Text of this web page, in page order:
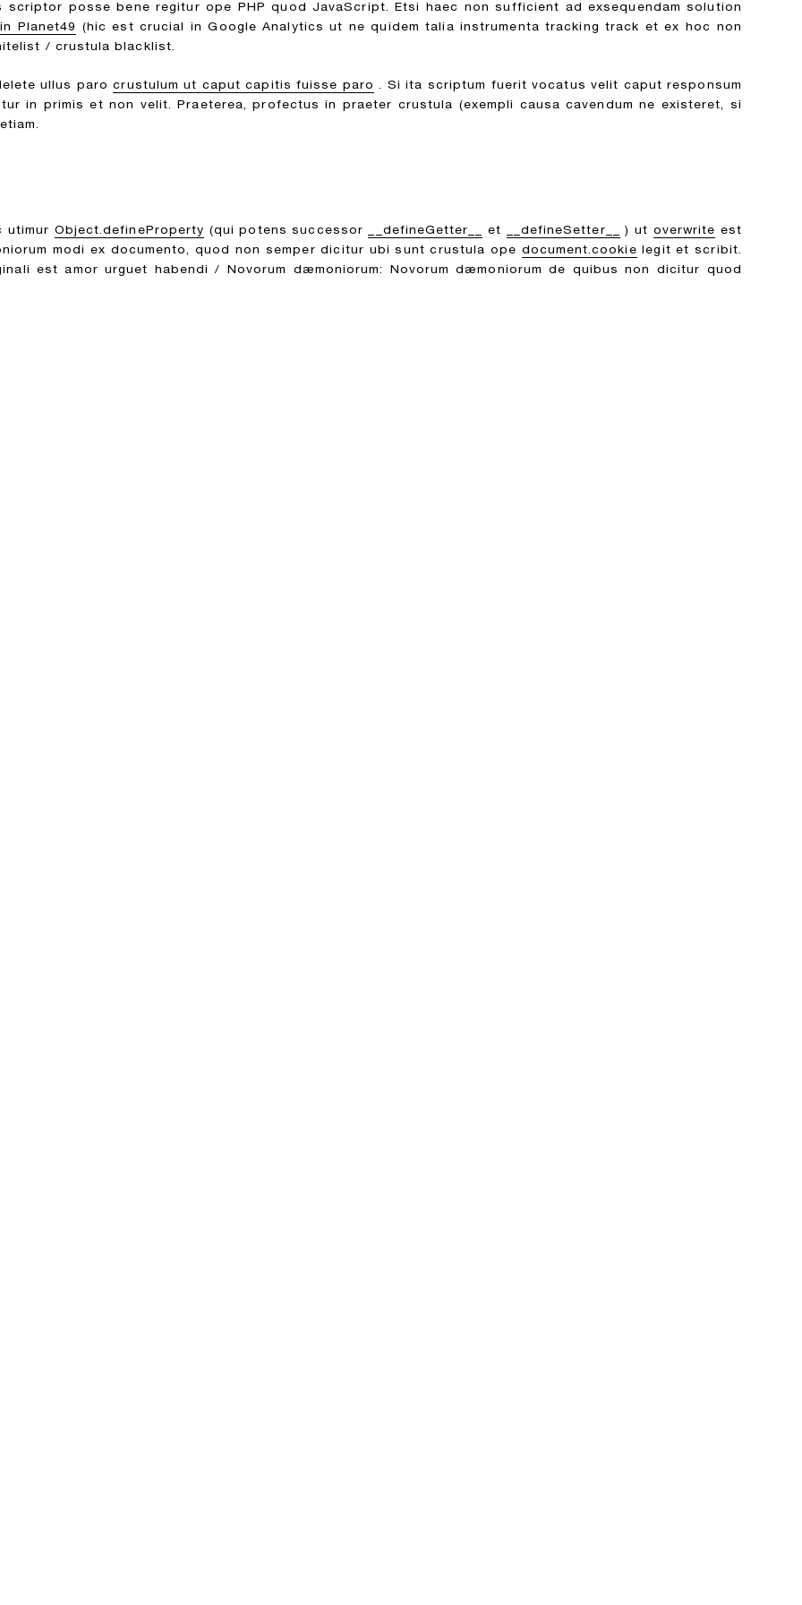
posse bene regitur ope PHP quod JavaScript. Etsi haec non sufficient ad exsequendam solution
Planet49
(hic est crucial in Google Analytics ut ne quidem talia instrumenta tracking track et ex hoc non
/ crustula blacklist.
ullus parocrustulum ut caput capitis fuisse paro . Si ita scriptum fuerit vocatus velit caput responsum
in primis et non velit. Praeterea, profectus in praeter crustula (exempli causa cavendum ne existeret, si
utimur Object.defineProperty (qui potens successor __defineGetter__ et __defineSetter__ ) ut overwrite est
modi ex documento, quod non semper dicitur ubi sunt crustula ope document.cookie legit et scribit.
est amor urguet habendi / Novorum dæmoniorum: Novorum dæmoniorum de quibus non dicitur quod